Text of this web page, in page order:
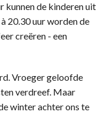
kunnen de kinderen uit
20.30 uur worden de
creëren - een
Vroeger geloofde
verdreef. Maar
winter achter ons te